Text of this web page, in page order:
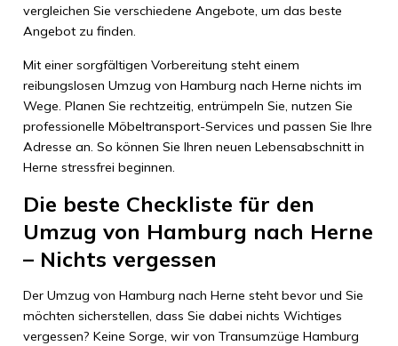
vergleichen Sie verschiedene Angebote, um das beste
Angebot zu finden.
Mit einer sorgfältigen Vorbereitung steht einem
reibungslosen Umzug von Hamburg nach Herne nichts im
Wege. Planen Sie rechtzeitig, entrümpeln Sie, nutzen Sie
professionelle Möbeltransport-Services und passen Sie Ihre
Adresse an. So können Sie Ihren neuen Lebensabschnitt in
Herne stressfrei beginnen.
Die beste Checkliste für den
Umzug von Hamburg nach Herne
– Nichts vergessen
Der Umzug von Hamburg nach Herne steht bevor und Sie
möchten sicherstellen, dass Sie dabei nichts Wichtiges
vergessen? Keine Sorge, wir von Transumzüge Hamburg